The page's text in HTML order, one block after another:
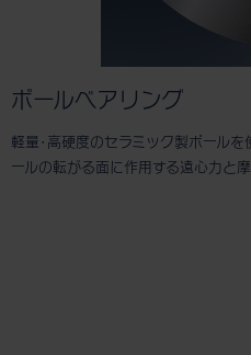
ボールベアリング
軽量･高硬度のセラミック製ボール
ールの転がる面に作用する遠心力と